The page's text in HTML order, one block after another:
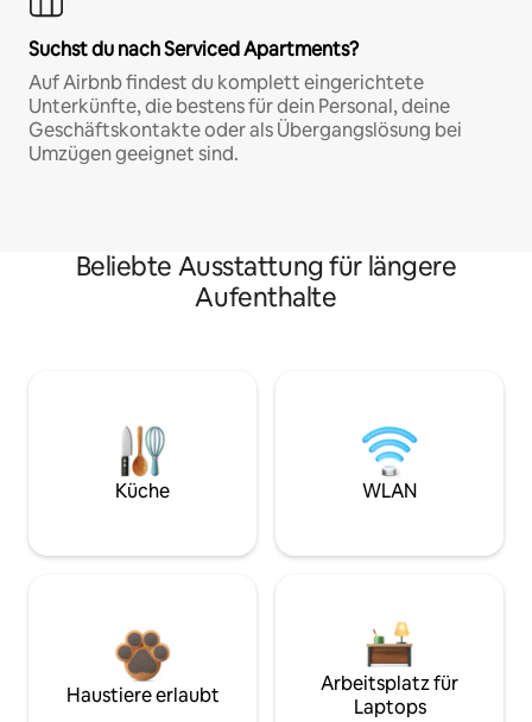
Suchst du nach Serviced Apartments?
Auf Airbnb findest du komplett eingerichtete
Unterkünfte, die bestens für dein Personal, deine
Geschäftskontakte oder als Übergangslösung bei
Umzügen geeignet sind.
Beliebte Ausstattung für längere
Aufenthalte
Küche WLAN
Haustiere erlaubt
Arbeitsplatz für
Laptops